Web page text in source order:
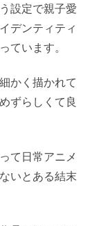
設定で親子愛
デンティティ
ています。
かく描かれて
ずらしくて良
て日常アニメ
いとある結末